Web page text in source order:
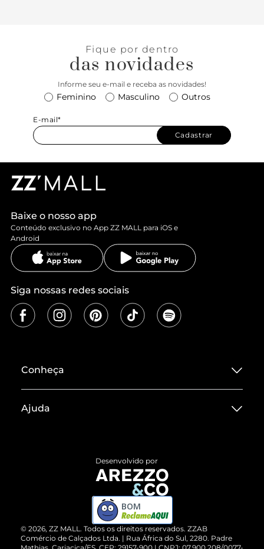
Fique por dentro
das novidades
Informe seu e-mail e receba as novidades!
Feminino Masculino Outros
E-mail*
Cadastrar
Baixe o nosso app
Conteúdo exclusivo no App ZZ MALL para iOS e
Android
Siga nossas redes sociais
Conheça
Termos de Uso
ZZ MALL é confiável
Cartão Presente
Ajuda
Devolução do Produto
Compre pelo WhatsApp
© 2026, ZZ MALL. Todos os direitos reservados. ZZAB
Comércio de Calçados Ltda. | Rua África do Sul, 2280. Padre
Desenvolvido por
BOM